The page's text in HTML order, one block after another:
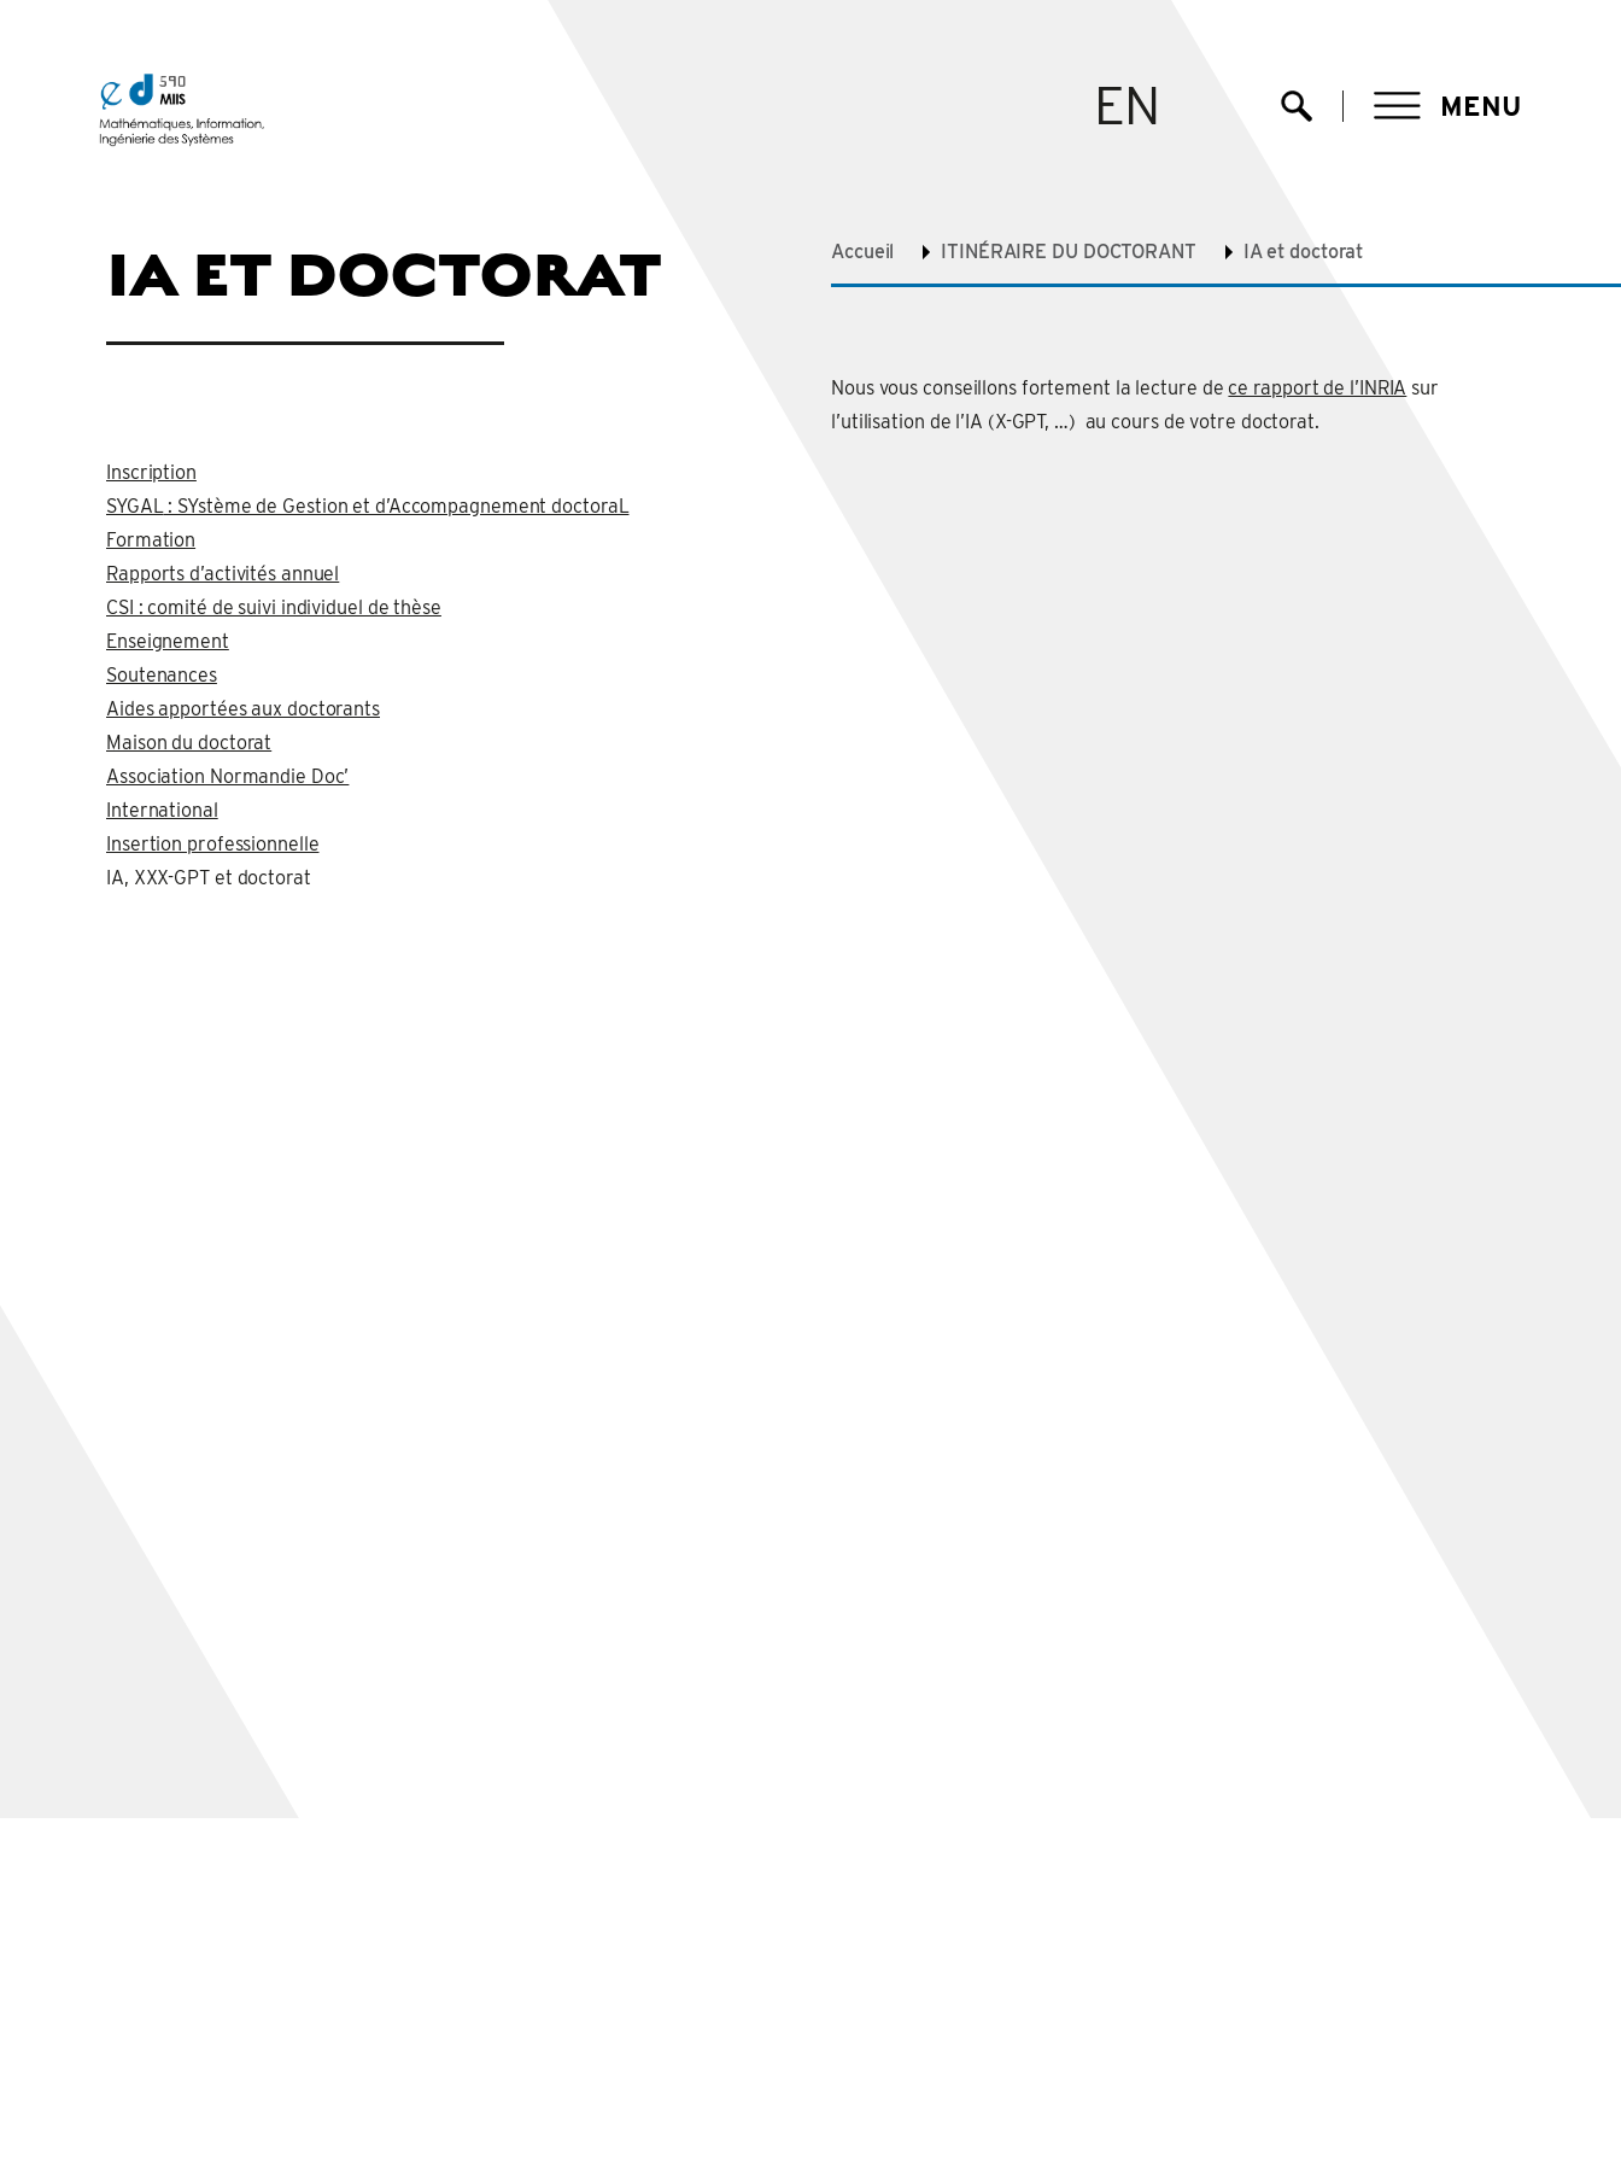
EN MENU
IA ET DOCTORAT
Inscription
SYGAL: SYstème de Gestion et d’Accompagnement doctoraL
Formation
Rapports d’activités annuel
CSI : comité de suivi individuel de thèse
Enseignement
Soutenances
Aides apportées aux doctorants
Maison du doctorat
Association Normandie Doc’
International
Insertion professionnelle
IA, XXX-GPT et doctorat
Accueil ITINÉRAIRE DU DOCTORANT IA et doctorat
Nous vous conseillons fortement la lecture dece rapport de l’INRIA sur
l’utilisation de l’IA (X-GPT, …) au cours de votre doctorat.